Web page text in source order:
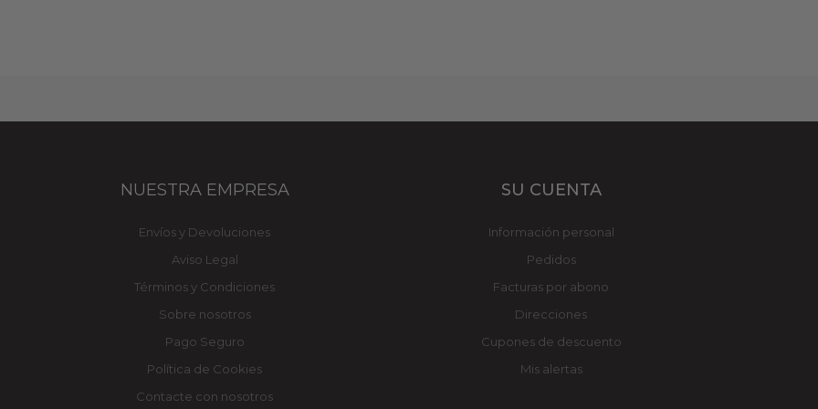
NUESTRA EMPRESA
Envíos y Devoluciones
Aviso Legal
Términos y Condiciones
Sobre nosotros
Pago Seguro
Política de Cookies
Contacte con nosotros
SU CUENTA
Información personal
Pedidos
Facturas por abono
Direcciones
Cupones de descuento
Mis alertas